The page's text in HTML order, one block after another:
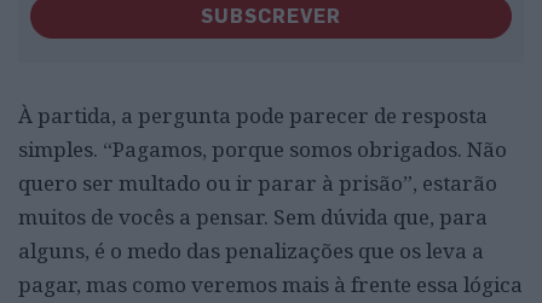
SUBSCREVER
À partida, a pergunta pode parecer de resposta
simples. “Pagamos, porque somos obrigados. Não
quero ser multado ou ir parar à prisão”, estarão
muitos de vocês a pensar. Sem dúvida que, para
alguns, é o medo das penalizações que os leva a
pagar, mas como veremos mais à frente essa lógica